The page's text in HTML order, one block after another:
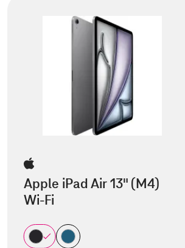
Apple iPad Air 13" (M4)
Wi-Fi